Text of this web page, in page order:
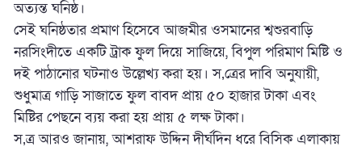
অত্যন্ত ঘনিষ্ঠ।
সেই ঘনিষ্ঠতার প্রমাণ হিসেবে আজমীর ওসমানের শ্বশুরবাড়ি
নরসিংদীতে একটি ট্রাক ফুল দিয়ে সাজিয়ে, বিপুল পরিমাণ মিষ্টি ও
দই পাঠানোর ঘটনাও উল্লেখ্য করা হয়। স‚ত্রের দাবি অনুযায়ী,
শুধুমাত্র গাড়ি সাজাতে ফুল বাবদ প্রায় ৫০ হাজার টাকা এবং
মিষ্টির পেছনে ব্যয় করা হয় প্রায় ৫ লক্ষ টাকা।
স‚ত্র আরও জানায়, আশরাফ উদ্দিন দীর্ঘদিন ধরে বিসিক এলাকায়